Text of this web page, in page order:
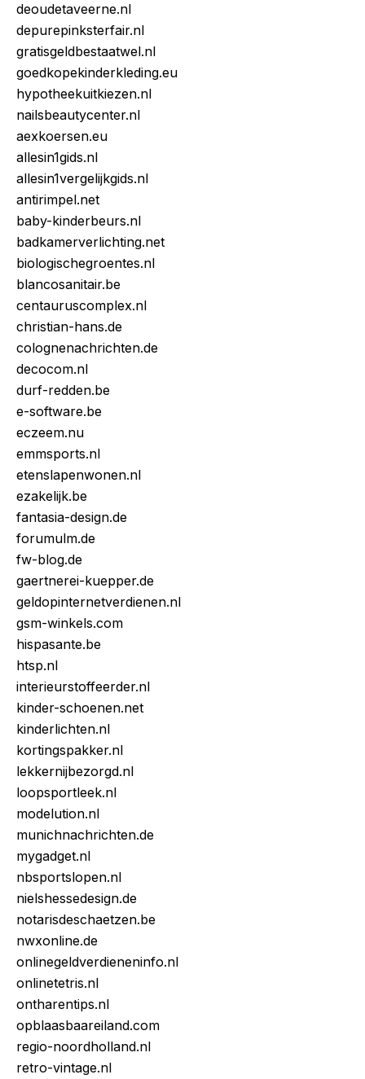
deoudetaveerne.nl
depurepinksterfair.nl
gratisgeldbestaatwel.nl
goedkopekinderkleding.eu
hypotheekuitkiezen.nl
nailsbeautycenter.nl
aexkoersen.eu
allesin1gids.nl
allesin1vergelijkgids.nl
antirimpel.net
baby-kinderbeurs.nl
badkamerverlichting.net
biologischegroentes.nl
blancosanitair.be
centauruscomplex.nl
christian-hans.de
colognenachrichten.de
decocom.nl
durf-redden.be
e-software.be
eczeem.nu
emmsports.nl
etenslapenwonen.nl
ezakelijk.be
fantasia-design.de
forumulm.de
fw-blog.de
gaertnerei-kuepper.de
geldopinternetverdienen.nl
gsm-winkels.com
hispasante.be
htsp.nl
interieurstoffeerder.nl
kinder-schoenen.net
kinderlichten.nl
kortingspakker.nl
lekkernijbezorgd.nl
loopsportleek.nl
modelution.nl
munichnachrichten.de
mygadget.nl
nbsportslopen.nl
nielshessedesign.de
notarisdeschaetzen.be
nwxonline.de
onlinegeldverdieneninfo.nl
onlinetetris.nl
ontharentips.nl
opblaasbaareiland.com
regio-noordholland.nl
retro-vintage.nl